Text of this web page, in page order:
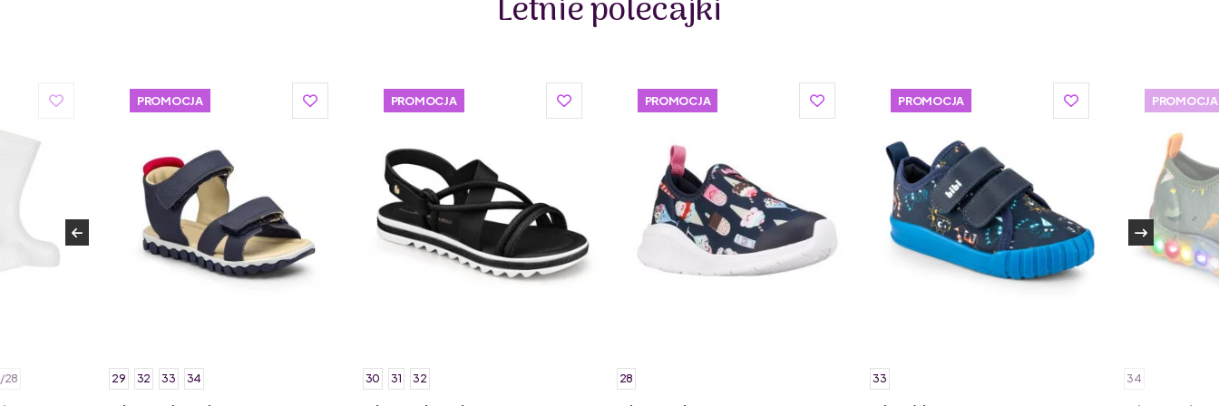
województwie lubelskim. Podobnie jak polska firma Mrugała produkują tylko najwyższej klasy buciki
skórzane.
Letnie polecajki
28
PROMOCJA
29 32 33 34
PROMOCJA
30 31 32
PROMOCJA
28
PROMOCJA
33
PROMOCJA
34